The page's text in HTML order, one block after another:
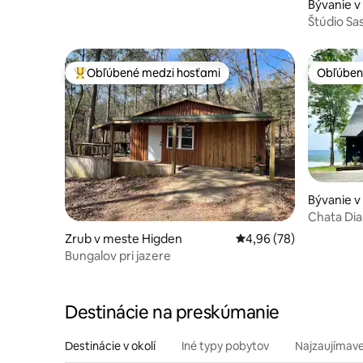
Bývanie
y
Štúdio
Najobľúbenejšie medzi hosťami
Obľúbené medzi hosťami
Zrub v meste Higden Priemerné
4,96 (78)
Bungalov pri jazere
Bývanie
Chata
Destinácie na preskúmanie
Destinácie v okolí Iné typy pobytov